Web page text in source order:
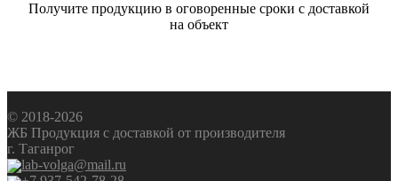
Получите продукцию в оговоренные сроки с доставкой
на объект
© 2018-2026
ЖБ Продукция с доставкой от производителя
г. Таганрог
lab-volga@mail.ru